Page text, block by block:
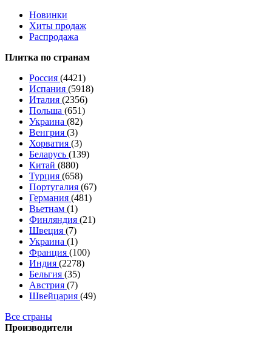
Новинки
Хиты продаж
Распродажа
Плитка по странам
Россия (4421)
Испания (5918)
Италия (2356)
Польша (651)
Украина (82)
Венгрия (3)
Хорватия (3)
Беларусь (139)
Китай (880)
Турция (658)
Португалия (67)
Германия (481)
Вьетнам (1)
Финляндия (21)
Швеция (7)
Украина (1)
Франция (100)
Индия (2278)
Бельгия (35)
Австрия (7)
Швейцария (49)
Все страны
Производители